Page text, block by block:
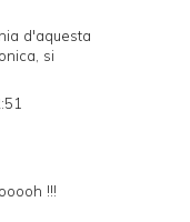
d'aquesta
si
!!!